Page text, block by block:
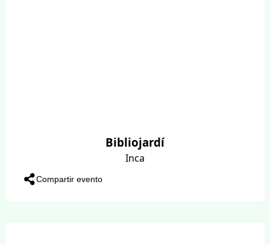
Bibliojardí
Inca
Compartir evento